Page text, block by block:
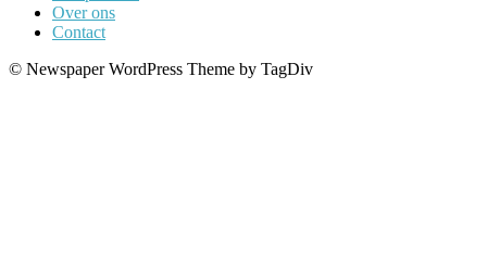
Over ons
Contact
© Newspaper WordPress Theme by TagDiv